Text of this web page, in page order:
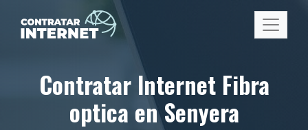
Contratar Internet Fibra
optica en Senyera